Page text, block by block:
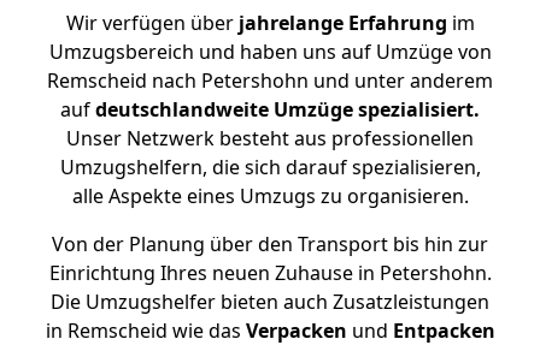
Wir verfügen überjahrelange Erfahrung im
Umzugsbereich und haben uns auf Umzüge von
Remscheid nach Petershohn und unter anderem
aufdeutschlandweite Umzüge spezialisiert.
Unser Netzwerk besteht aus professionellen
Umzugshelfern, die sich darauf spezialisieren,
alle Aspekte eines Umzugs zu organisieren.
Von der Planung über den Transport bis hin zur
Einrichtung Ihres neuen Zuhause in Petershohn.
Die Umzugshelfer bieten auch Zusatzleistungen
in Remscheid wie das Verpacken und Entpacken